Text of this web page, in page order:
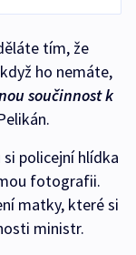
tím, že
ho nemáte,
součinnost k
policejní hlídka
fotografii.
matky, které si
ministr.